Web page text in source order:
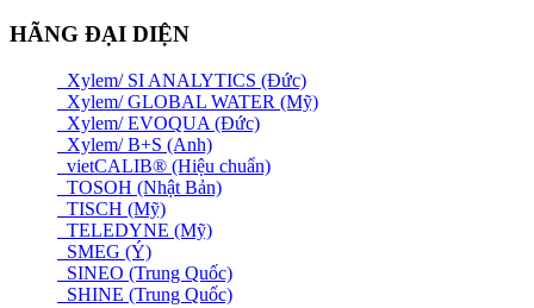
HÃNG ĐẠI DIỆN
Xylem/ SI ANALYTICS (Đức)
Xylem/ GLOBAL WATER (Mỹ)
Xylem/ EVOQUA (Đức)
Xylem/ B+S (Anh)
vietCALIB® (Hiệu chuẩn)
TOSOH (Nhật Bản)
TISCH (Mỹ)
TELEDYNE (Mỹ)
SMEG (Ý)
SINEO (Trung Quốc)
SHINE (Trung Quốc)